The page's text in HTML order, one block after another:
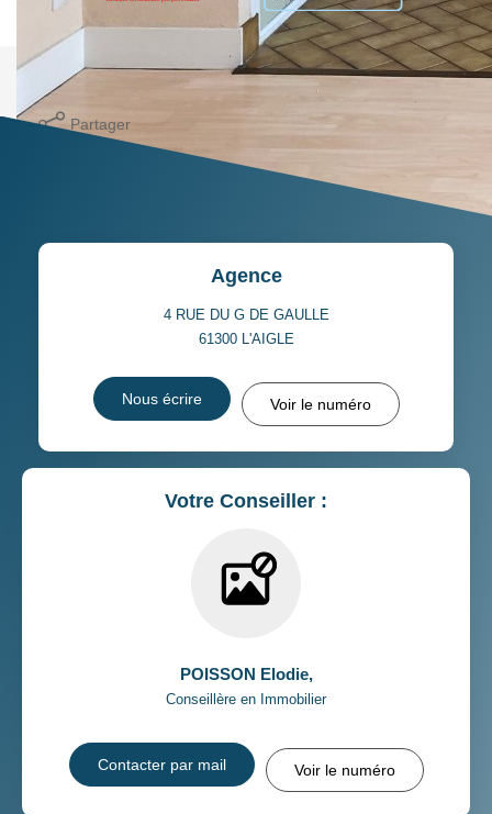
Imprimer
Partager Calculer mon budget
Agence
4 RUE DU G DE GAULLE
61300 L'AIGLE
Nous écrire Voir le numéro
Votre Conseiller :
POISSON Elodie,
Conseillère en Immobilier
Contacter par mail Voir le numéro